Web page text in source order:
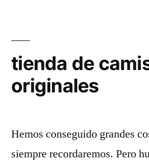
tienda de
originales
Hemos conseguido grandes
siempre recordaremos. Pero